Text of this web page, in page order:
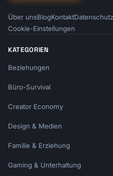
### Apology Email
```
I want to sincerely
excuse].
To make this right,
• [Action taken 2]
Über unsBlogKontaktDatenschutz
Cookie-Einstellungen
KATEGORIEN
Beziehungen
Büro-Survival
Creator Economy
Design & Medien
Familie & Erziehung
Gaming & Unterhaltung